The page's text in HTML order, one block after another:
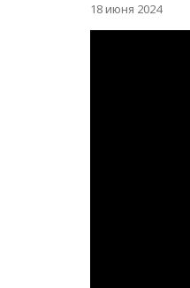
18 июня 2024